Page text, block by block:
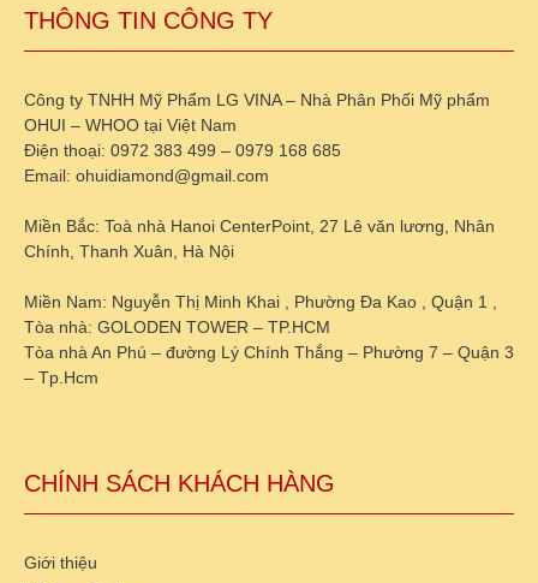
THÔNG TIN CÔNG TY
Công ty TNHH Mỹ Phẩm LG VINA – Nhà Phân Phối Mỹ phẩm
OHUI – WHOO tại Việt Nam
Điện thoại: 0972 383 499 – 0979 168 685
Email: ohuidiamond@gmail.com
Miền Bắc: Toà nhà Hanoi CenterPoint, 27 Lê văn lương, Nhân
Chính, Thanh Xuân, Hà Nội
Miền Nam: Nguyễn Thị Minh Khai , Phường Đa Kao , Quận 1 ,
Tòa nhà: GOLODEN TOWER – TP.HCM
Tòa nhà An Phú – đường Lý Chính Thắng – Phường 7 – Quận 3
– Tp.Hcm
CHÍNH SÁCH KHÁCH HÀNG
Giới thiệu